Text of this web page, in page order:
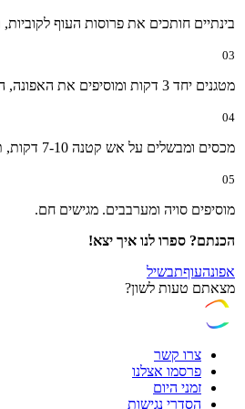
בינתיים חותכים את פרוסות העוף
03
מטגנים יחד 3 דקות ומוסיפים את האפונה, השום, מלח-פלפל ותימין.
04
מכסים ומבשלים על אש קטנה 7-10 דקות, תוך ערבוב מדי פעם. מוסיפים מים לפי הצורך.
05
מוסיפים סויה ומערבבים. מגישים חם.
הכנתם? ספרו לנו איך יצא!
אפונהעוףתבשיל
מצאתם טעות לשון?
צרו קשר
פרסמו אצלנו
זמני היום
הסדרי נגישות